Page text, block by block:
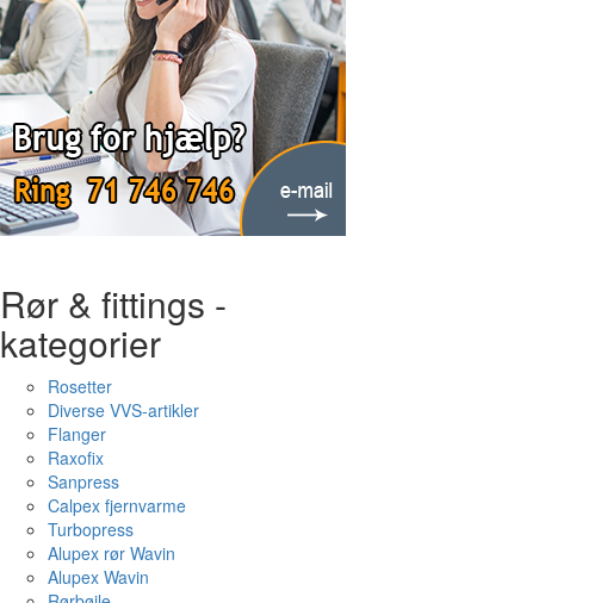
Rør & fittings -
kategorier
Rosetter
Diverse VVS-artikler
Flanger
Raxofix
Sanpress
Calpex fjernvarme
Turbopress
Alupex rør Wavin
Alupex Wavin